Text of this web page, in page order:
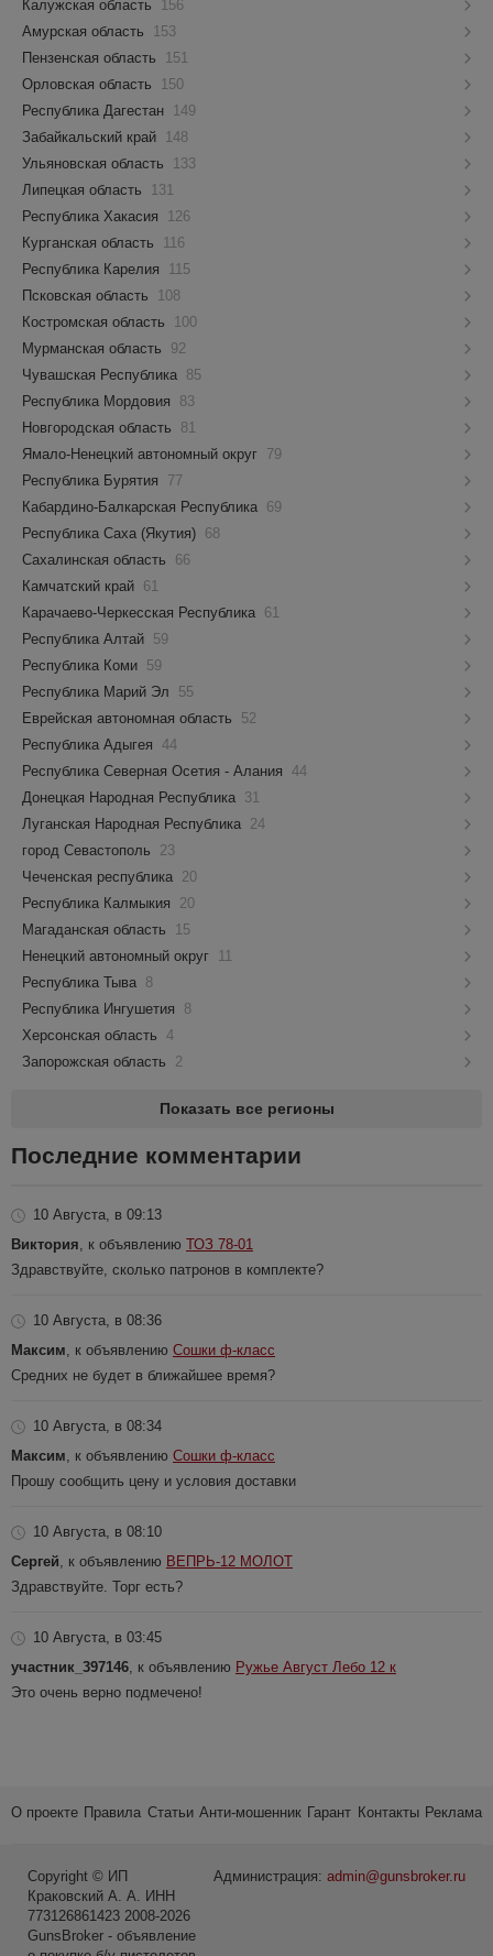
Калужская область
156
Амурская область
153
Пензенская область
151
Орловская область
150
Республика Дагестан 149
Забайкальский край 148
Ульяновская область
133
Липецкая область
131
Республика Хакасия
126
Курганская область
116
Республика Карелия
115
Псковская область
108
Костромская область
100
Мурманская область
92
Чувашская Республика 85
Республика Мордовия
83
Новгородская область
81
Ямало-Ненецкий автономный округ 79
Республика Бурятия
77
Кабардино-Балкарская Республика 69
Республика Саха (Якутия) 68
Сахалинская область
66
Камчатский край 61
Карачаево-Черкесская Республика 61
Республика Алтай 59
Республика Коми 59
Республика Марий Эл
55
Еврейская автономная область
52
Республика Адыгея 44
Республика Северная Осетия - Алания 44
Донецкая Народная Республика 31
Луганская Народная Республика 24
город Севастополь
23
Чеченская республика 20
Республика Калмыкия
20
Магаданская область
15
Ненецкий автономный округ 11
Республика Тыва 8
Республика Ингушетия
8
Херсонская область 4
Запорожская область
2
Показать все регионы
Последние комментарии
10 Августа, в 09:13
Виктория , к объявлению ТОЗ 78-01
Здравствуйте, сколько патронов в комплекте?
10 Августа, в 08:36
Максим , к объявлению Сошки ф-класс
Средних не будет в ближайшее время?
10 Августа, в 08:34
Максим , к объявлению Сошки ф-класс
Прошу сообщить цену и условия доставки
10 Августа, в 08:10
Сергей , к объявлению ВЕПРЬ-12 МОЛОТ
Здравствуйте. Торг есть?
10 Августа, в 03:45
участник_397146 , к объявлению Ружье Август Лебо 12 к
Это очень верно подмечено!
О проекте Правила Статьи Анти-мошенник Гарант Контакты Реклама
Администрация: admin@gunsbroker.ru
Copyright © ИП
Краковский А. А. ИНН
773126861423 2008-2026
GunsBroker - объявление